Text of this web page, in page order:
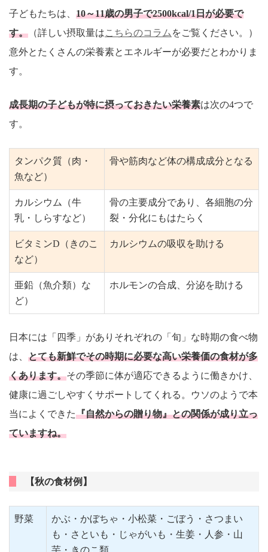
子どもたちは、 10～11歳の男子で2500kcal/1日が必要で
す。 （詳しい摂取量はこちらのコラム をご覧ください。）
意外とたくさんの栄養素とエネルギーが必要だとわかりま
す。
成長期の子どもが特に摂っておきたい栄養素は次の4つで
す。
タンパク質（肉・
魚など）
骨や筋肉など体の構成成分となる
カルシウム（牛
乳・しらすなど）
骨の主要成分であり、各細胞の分
裂・分化にもはたらく
ビタミンD（きのこ
など）
カルシウムの吸収を助ける
亜鉛（魚介類）な
ど）
ホルモンの合成、分泌を助ける
日本には「四季」がありそれぞれの「旬」な時期の食べ物
は、 とても新鮮でその時期に必要な高い栄養価の食材が多
くあります。その季節に体が適応できるように働きかけ、
健康に過ごしやすくサポートしてくれる。ウソのようで本
当によくできた『自然からの贈り物』との関係が成り立っ
ていますね。
【秋の食材例】
野菜
かぶ・かぼちゃ・小松菜・ごぼう・さつまい
も・さといも・じゃがいも・生姜・人参・山
芋・きのこ類